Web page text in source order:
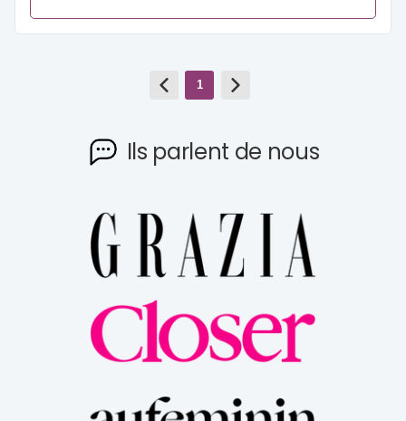
1
Ils parlent de nous